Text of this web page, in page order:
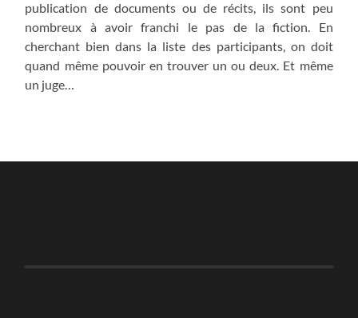
publication de documents ou de récits, ils sont peu
nombreux à avoir franchi le pas de la fiction. En
cherchant bien dans la liste des participants, on doit
quand même pouvoir en trouver un ou deux. Et même
un juge…